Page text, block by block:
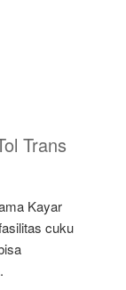
Trans
Kayar
cuku